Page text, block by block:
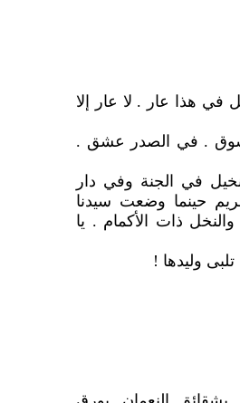
في هذا عار . لا عار إلا
. في الصدر عشق .
في الجنة وفي دار
حينما وضعت سيدنا
ذات الأكمام . يا
وليدها !